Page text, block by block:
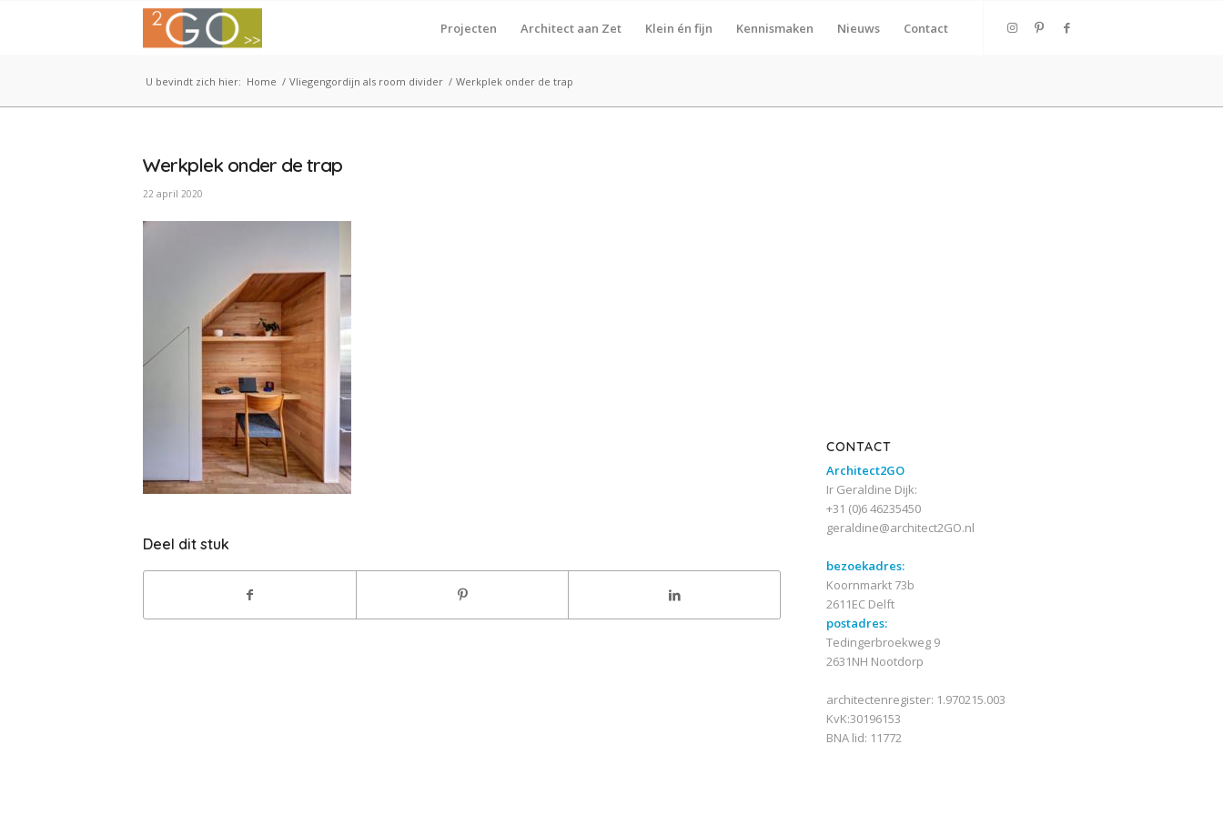
Projecten Architect aan Zet Klein én fijn Kennismaken Nieuws Contact
U bevindt zich hier: Home / Vliegengordijn als room divider / Werkplek onder de trap
Werkplek onder de trap
22 april 2020
Deel dit stuk
CONTACT
Architect2GO
Ir Geraldine Dijk:
+31 (0)6 46235450
geraldine@architect2GO.nl
bezoekadres:
Koornmarkt 73b
2611EC Delft
postadres:
Tedingerbroekweg 9
2631NH Nootdorp
architectenregister: 1.970215.003
KvK:30196153
BNA lid: 11772